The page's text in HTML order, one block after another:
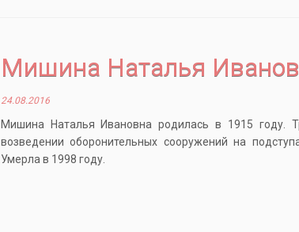
Мишина Наталья
24.08.2016
Мишина Наталья Ивановна родилась в 1915 году.
возведении оборонительных сооружений на
Умерла в 1998 году.